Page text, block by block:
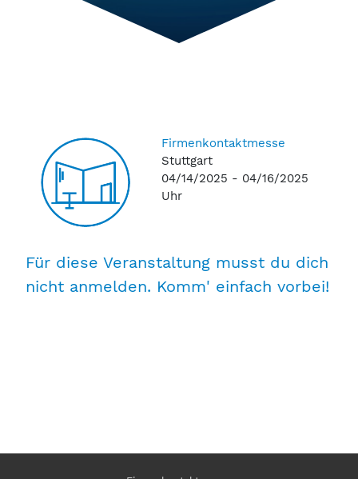
Firmenkontaktmesse
Stuttgart
04/14/2025 - 04/16/2025
Uhr
Für diese Veranstaltung musst du dich
nicht anmelden. Komm' einfach vorbei!